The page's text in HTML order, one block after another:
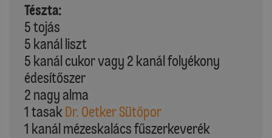
Tészta:
5 tojás
5 kanál liszt
5 kanál cukor vagy 2 kanál folyékony
édesítőszer
2 nagy alma
1 tasak Dr. Oetker Sütőpor
1 kanál mézeskalács fűszerkeverék